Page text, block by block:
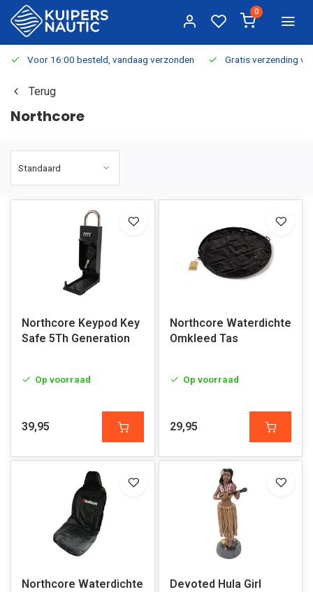
0
Voor 16:00 besteld, vandaag verzonden Gratis verzending
Terug
Northcore
Northcore Keypod Key
Safe 5Th Generation
Op voorraad
39,95
Northcore Waterdichte
Omkleed Tas
Op voorraad
29,95
Northcore Waterdichte
Devoted Hula Girl